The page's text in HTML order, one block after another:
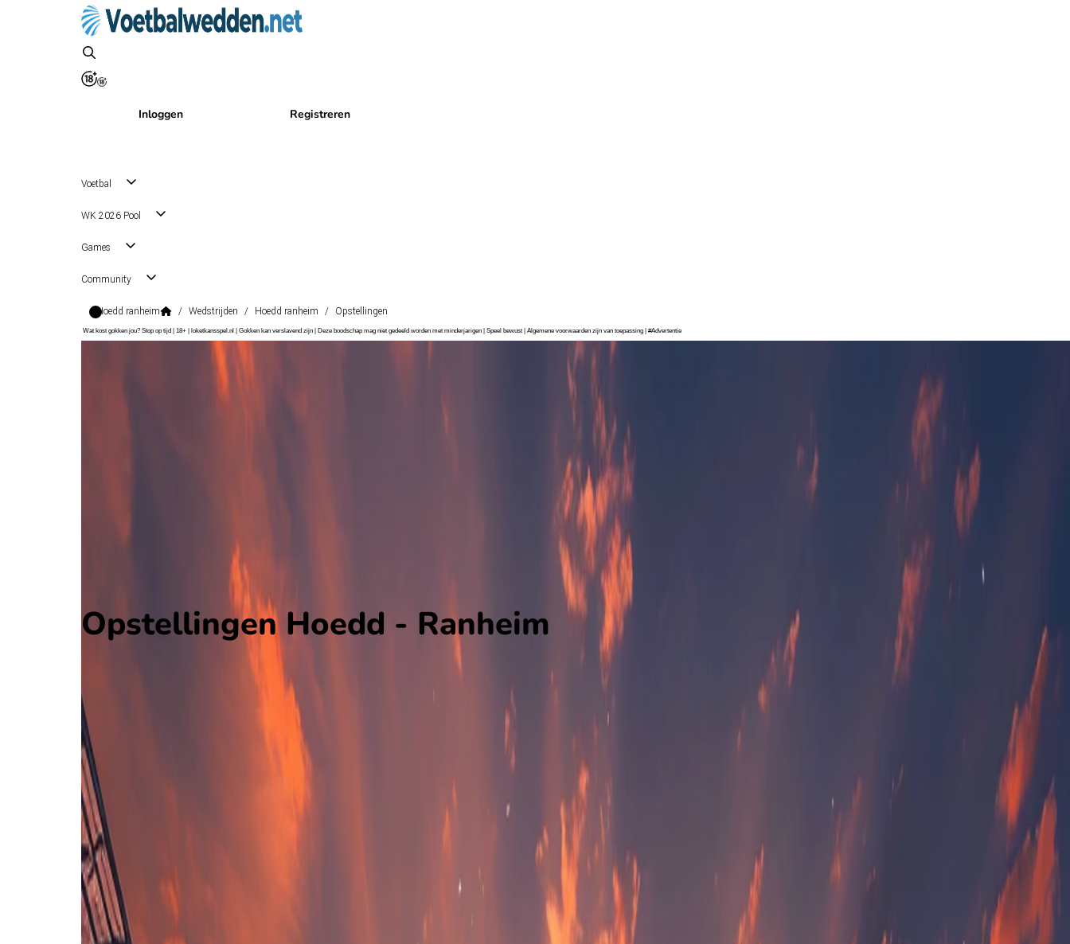
Inloggen Registreren
Voetbal
WK 2026 Pool
Games
Community
Hoedd ranheim / Wedstrijden / Hoedd ranheim / Opstellingen
Wat kost gokken jou? Stop op tijd | 18+ | loketkansspel.nl | Gokken kan verslavend zijn | Deze boodschap mag niet gedeeld worden met minderjarigen | Speel bewust | Algemene voorwaarden zijn van toepassing | #Advertentie
Opstellingen Hoedd - Ranheim
Ranheim